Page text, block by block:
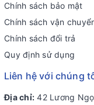
Chính sách bảo mật
Chính sách vận
Chính sách đổi trả
Quy định sử dụng
Liên hệ với chúng
Địa chỉ: 42 Lương